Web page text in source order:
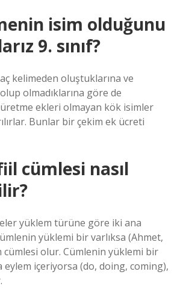
isim olduğunu
9. sınıf?
kelimeden oluştuklarına ve
olmadıklarına göre de
Türetme ekleri olmayan kök isimler
Bunlar bir çekim ek ücreti
cümlesi nasıl
yüklem türüne göre iki ana
yüklemi bir varlıksa (Ahmet,
cümlesi olur. Cümlenin yüklemi bir
eylem içeriyorsa (do, doing, coming),